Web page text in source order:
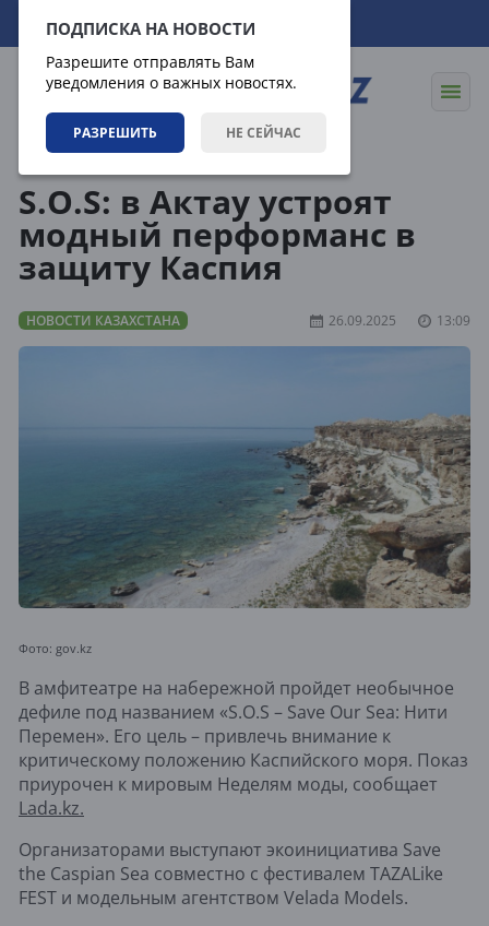
ПОДПИСКА НА НОВОСТИ
Разрешите отправлять Вам
уведомления о важных новостях.
РАЗРЕШИТЬ НЕ СЕЙЧАС
06.08.2026 12:17:36
S.O.S: в Актау устроят
модный перформанс в
защиту Каспия
НОВОСТИ КАЗАХСТАНА 26.09.2025 13:09
Фото: gov.kz
В амфитеатре на набережной пройдет необычное
дефиле под названием «S.O.S – Save Our Sea: Нити
Перемен». Его цель – привлечь внимание к
критическому положению Каспийского моря. Показ
приурочен к мировым Неделям моды, сообщает
Lada.kz.
Организаторами выступают экоинициатива Save
the Caspian Sea совместно с фестивалем TAZALike
FEST и модельным агентством Velada Models.